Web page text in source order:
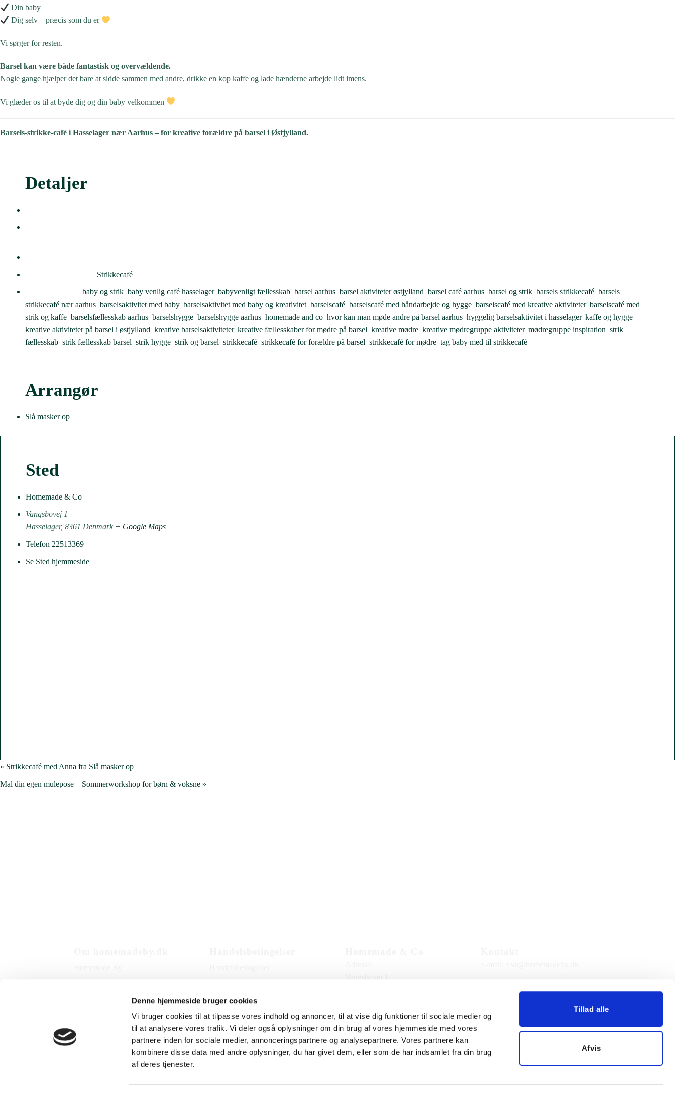
Denne hjemmeside bruger cookies
Vi bruger cookies til at tilpasse vores indhold og annoncer, til at vise dig funktioner til sociale medier og
til at analysere vores trafik. Vi deler også oplysninger om din brug af vores hjemmeside med vores
partnere inden for sociale medier, annonceringspartnere og analysepartnere. Vores partnere kan
kombinere disse data med andre oplysninger, du har givet dem, eller som de har indsamlet fra din brug
af deres tjenester.
Tillad alle
Afvis
Din baby
Dig selv – præcis som du er
Vi sørger for resten.
Barsel kan være både fantastisk og overvældende.
Nogle gange hjælper det bare at sidde sammen med andre, drikke en kop kaffe og lade hænderne arbejde lidt imens.
Vi glæder os til at byde dig og din baby velkommen
Barsels-strikke-café i Hasselager nær Aarhus – for kreative forældre på barsel i Østjylland.
Detaljer
Strikkecafé
baby og strik baby venlig café hasselager, babyvenligt fællesskab barsel aarhus barsel aktiviteter østjylland barsel café aarhus barsel og strik barsels strikkecafé barsels
strikkecafé nær aarhus barselsaktivitet med baby, barselsaktivitet med baby og kreativitet barselscafé barselscafé med håndarbejde og hygge barselscafé med kreative aktiviteter, barselscafé med
strik og kaffe barselsfællesskab aarhus barselshygge barselshygge aarhus homemade and co hvor kan man møde andre på barsel aarhus hyggelig barselsaktivitet i hasselager, kaffe og hygge
kreative aktiviteter på barsel i østjylland kreative barselsaktiviteter, kreative fællesskaber for mødre på barsel kreative mødre kreative mødregruppe aktiviteter, mødregruppe inspiration strik
fællesskab strik fællesskab barsel strik hygge strik og barsel strikkecafé strikkecafé for forældre på barsel strikkecafé for mødre tag baby med til strikkecafé
Arrangør
Slå masker op
Sted
Homemade & Co
Vangsbovej 1
Hasselager, 8361 Denmark + Google Maps
Telefon 22513369
Se Sted hjemmeside
« Strikkecafé med Anna fra Slå masker op
Mal din egen mulepose – Sommerworkshop for børn & voksne »
Levering
Reklamation
Persondatapolitik
Åbningstider:
Onsdag-Fredag 13:00-17:30
Lørdag 10:00-14:00
8361 Hasselager
CVR nummer: 33560214